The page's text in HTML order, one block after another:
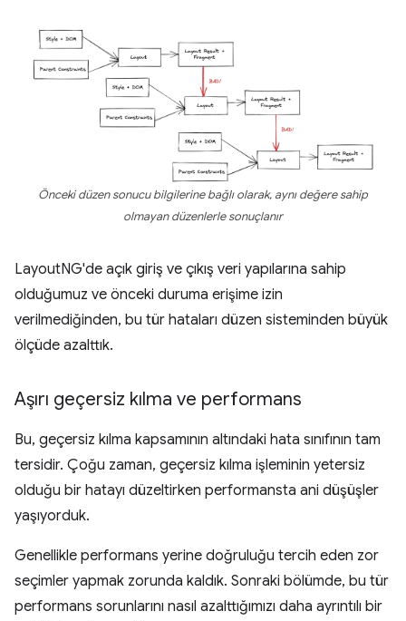
Önceki düzen sonucu bilgilerine bağlı olarak, aynı değere sahip
olmayan düzenlerle sonuçlanır
LayoutNG'de açık giriş ve çıkış veri yapılarına sahip
olduğumuz ve önceki duruma erişime izin
verilmediğinden, bu tür hataları düzen sisteminden büyük
ölçüde azalttık.
Aşırı geçersiz kılma ve performans
Bu, geçersiz kılma kapsamının altındaki hata sınıfının tam
tersidir. Çoğu zaman, geçersiz kılma işleminin yetersiz
olduğu bir hatayı düzeltirken performansta ani düşüşler
yaşıyorduk.
Genellikle performans yerine doğruluğu tercih eden zor
seçimler yapmak zorunda kaldık. Sonraki bölümde, bu tür
performans sorunlarını nasıl azalttığımızı daha ayrıntılı bir